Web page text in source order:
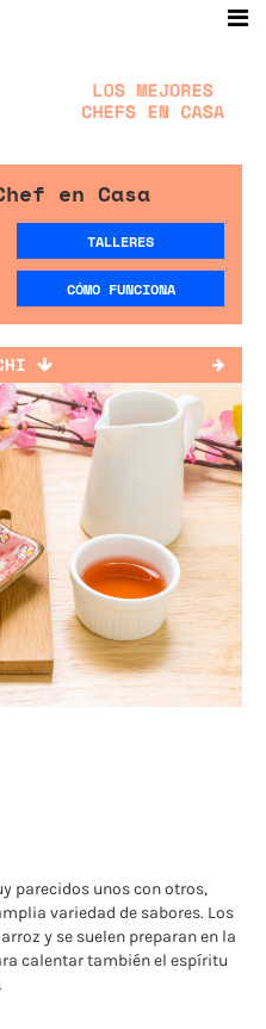
en Casa
TALLERES
CÓMO FUNCIONA
parecidos unos con otros,
variedad de sabores. Los
y se suelen preparan en la
calentar también el espíritu